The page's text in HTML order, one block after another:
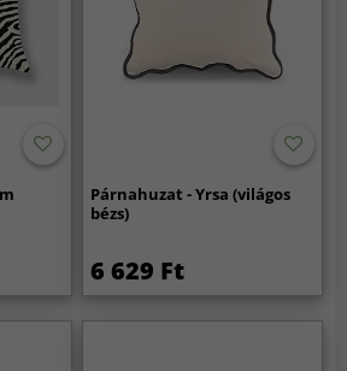
Párnahuzat - Yrsa (világos
bézs)
6 629 Ft